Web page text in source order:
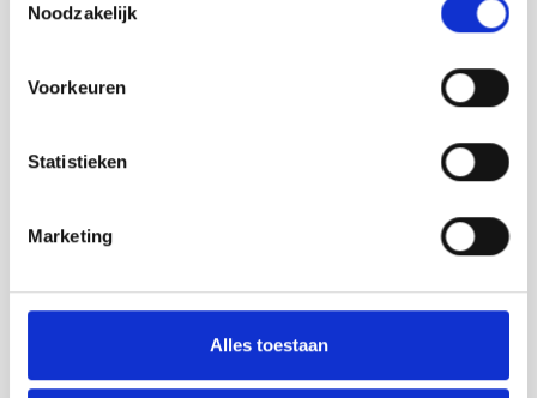
Noodzakelijk
Voorkeuren
Statistieken
Marketing
Alles toestaan